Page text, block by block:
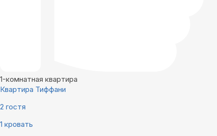
1-комнатная квартира
Квартира Тиффани
2 гостя
1 кровать